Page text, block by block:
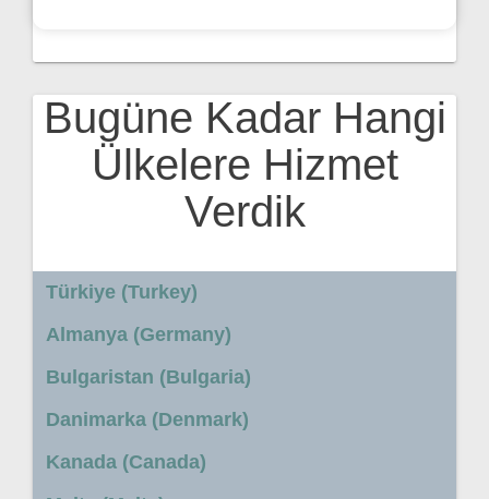
Bugüne Kadar Hangi
Ülkelere Hizmet
Verdik
Türkiye (Turkey)
Almanya (Germany)
Bulgaristan (Bulgaria)
Danimarka (Denmark)
Kanada (Canada)